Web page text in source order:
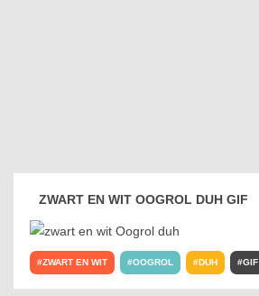
ZWART EN WIT OOGROL DUH GIF
ZWART EN WIT OOGROL DUH GIF